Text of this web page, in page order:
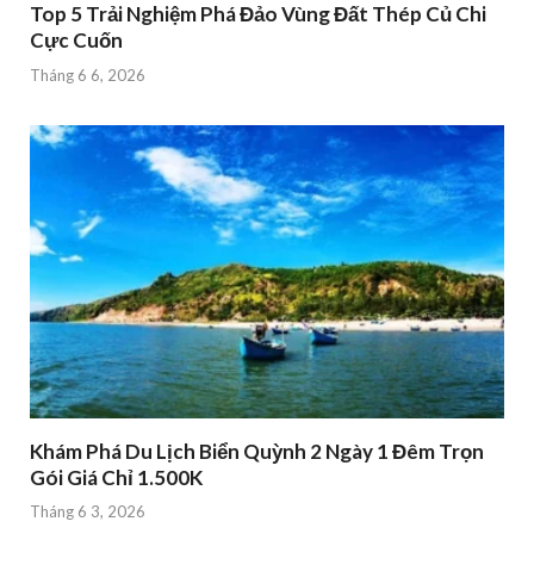
Top 5 Trải Nghiệm Phá Đảo Vùng Đất Thép Củ Chi
Cực Cuốn
Tháng 6 6, 2026
Khám Phá Du Lịch Biển Quỳnh 2 Ngày 1 Đêm Trọn
Gói Giá Chỉ 1.500K
Tháng 6 3, 2026